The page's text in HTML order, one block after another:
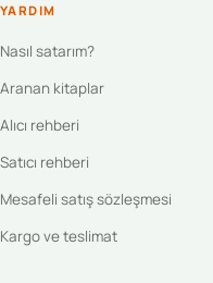
YARDIM
Nasıl satarım?
Aranan kitaplar
Alıcı rehberi
Satıcı rehberi
Mesafeli satış sözleşmesi
Kargo ve teslimat